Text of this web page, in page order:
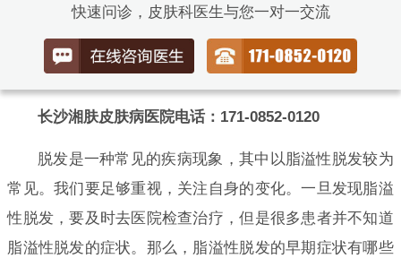
快速问诊，皮肤科医生与您一对一交流
长沙湘肤皮肤病医院电话：171-0852-0120
脱发是一种常见的疾病现象，其中以脂溢性脱发较为
常见。我们要足够重视，关注自身的变化。一旦发现脂溢
性脱发，要及时去医院检查治疗，但是很多患者并不知道
脂溢性脱发的症状。那么，脂溢性脱发的早期症状有哪些